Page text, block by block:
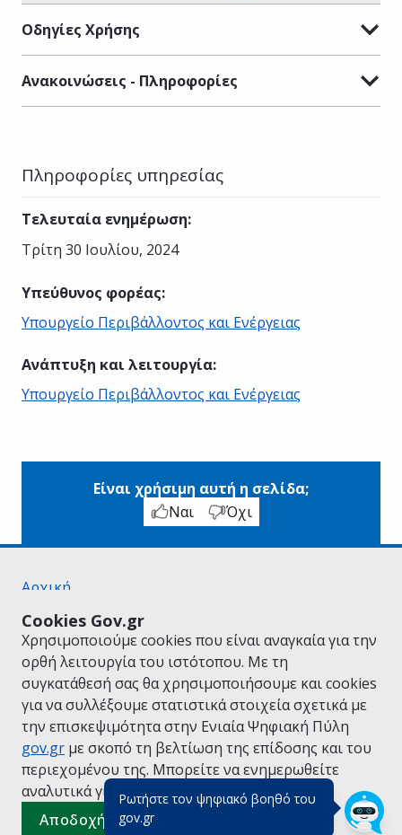
Ρωτήστε τον ψηφιακό βοηθό του
gov.gr(πάτησε για κλείσιμο)
Cookies Gov.gr
Χρησιμοποιούμε cookies που είναι αναγκαία για την
ορθή λειτουργία του ιστότοπου. Με τη
συγκατάθεσή σας θα χρησιμοποιήσουμε και cookies
για να συλλέξουμε στατιστικά στοιχεία σχετικά με
την επισκεψιμότητα στην Ενιαία Ψηφιακή Πύλη
gov.gr με σκοπό τη βελτίωση της επίδοσης και του
περιεχομένου της. Μπορείτε να ενημερωθείτε
αναλυτικά για την Πολιτική Cookies.
Αποδοχή όλων
Οδηγίες Χρήσης
Ανακοινώσεις - Πληροφορίες
Πληροφορίες υπηρεσίας
Τελευταία ενημέρωση:
Τρίτη 30 Ιουλίου, 2024
Υπεύθυνος φορέας:
Υπουργείο Περιβάλλοντος και Ενέργειας
Ανάπτυξη και λειτουργία:
Υπουργείο Περιβάλλοντος και Ενέργειας
Είναι χρήσιμη αυτή η σελίδα;
Ναι
Όχι
Αρχική
Όροι Χρήσης
Πολιτική Απορρήτου
Δήλωση προσβασιμότητας
Πολιτική cookies
Προτάσεις για το gov.gr
Υλοποίηση από το Υπουργείο Ψηφιακής
Διακυβέρνησης
Ελληνικά |Αγγλικά